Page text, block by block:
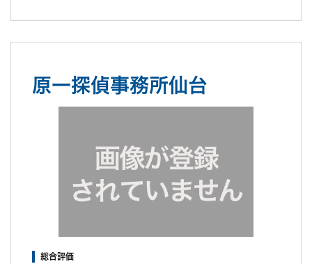
るところです。
ールで連絡したところ、すぐに折り返し電話があり、私の希望日
に合わせるのが難しいと言われ、報告が2週間以上先でないと難
私がムッとしたところ、数日後に再度連絡すると。
融通がきくなら初めからそうして欲しいです。こっちは何百万も
支払ってるのに、無駄に1ヶ月も待たされるところでした。最後
原一探偵事務所仙台
総合評価